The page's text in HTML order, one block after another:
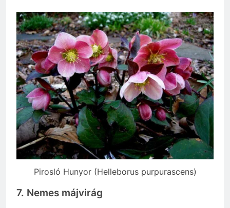
Pirosló Hunyor (Helleborus purpurascens)
7. Nemes májvirág